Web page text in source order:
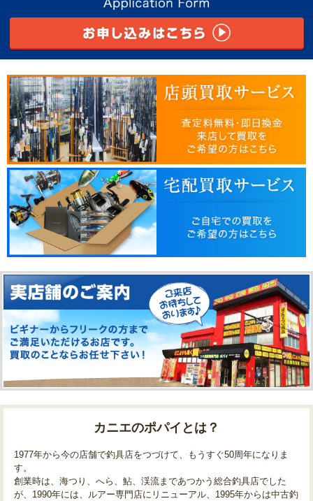
カニエのポパイとは？
1977年から今の店舗で釣具店をつづけて、もうすぐ50周年になりま
す。
創業時は、海つり、へら、鮎、渓流まであつかう総合釣具店でした
が、1990年には、ルアー専門店にリニューアル、1995年からは中古釣